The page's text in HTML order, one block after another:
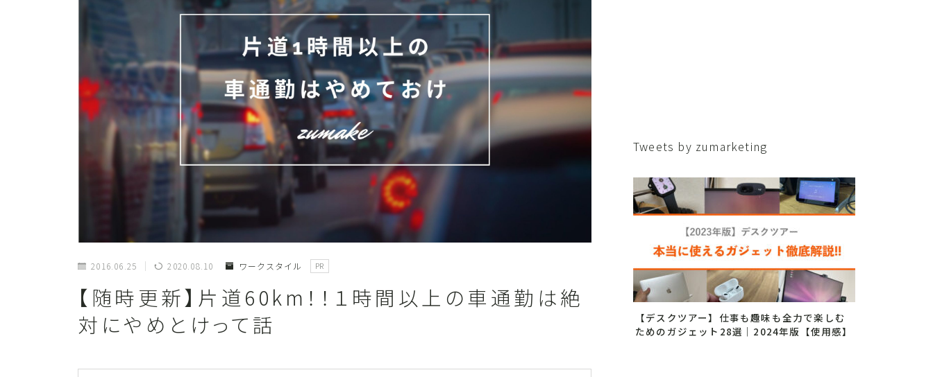
note
お問い合わせ
カテゴリ一覧
2016.06.25 2020.08.10 ワークスタイル PR
【随時更新】片道60km！！１時間以上の車通勤は絶
対にやめとけって話
Tweets by zumarketing
【デスクツアー】仕事も趣味も全力で楽しむ
ためのガジェット28選｜2024年版【使用感】